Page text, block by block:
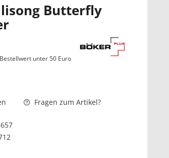
Butterfly
unter 50 Euro
Fragen zum Artikel?